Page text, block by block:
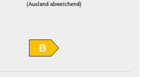
(Ausland abweichend)
B